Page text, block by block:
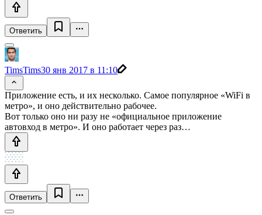
Ответить
TimsTims30 янв 2017 в 11:10
Приложение есть, и их несколько. Самое популярное «WiFi в
метро», и оно действительно рабочее.
Вот только оно ни разу не «официальное приложение
автовход в метро». И оно работает через раз…
Ответить